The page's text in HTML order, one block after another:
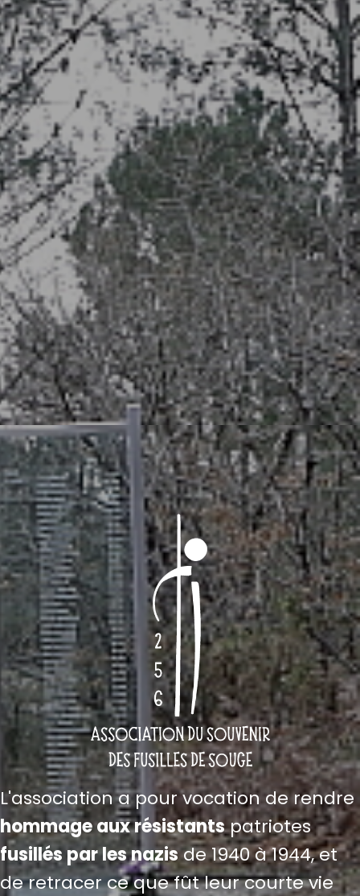
L'association a pour vocation de rendre
hommage aux résistantspatriotes
fusillés par les nazisde 1940 à 1944, et
de retracer ce que fût leur courte vie